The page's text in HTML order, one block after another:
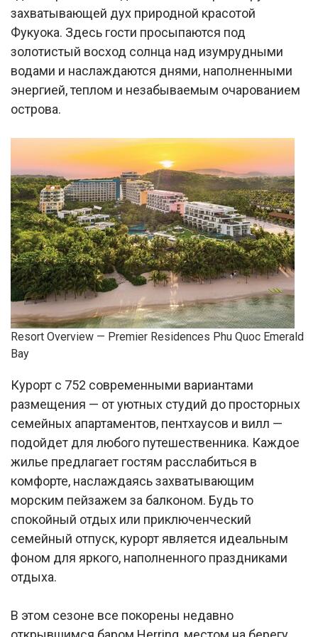
захватывающей дух природной красотой
Фукуока. Здесь гости просыпаются под
золотистый восход солнца над изумрудными
водами и наслаждаются днями, наполненными
энергией, теплом и незабываемым очарованием
острова.
Resort Overview — Premier Residences Phu Quoc Emerald
Bay
Курорт с 752 современными вариантами
размещения — от уютных студий до просторных
семейных апартаментов, пентхаусов и вилл —
подойдет для любого путешественника. Каждое
жилье предлагает гостям расслабиться в
комфорте, наслаждаясь захватывающим
морским пейзажем за балконом. Будь то
спокойный отдых или приключенческий
семейный отпуск, курорт является идеальным
фоном для яркого, наполненного праздниками
отдыха.
В этом сезоне все покорены недавно